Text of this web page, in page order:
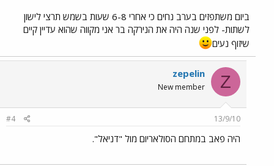
ביום משתפזים בערב נחים כי אחרי 6-8 שעות בשמש תרצי לישון
לשתות- לפני שנה היה את הנירקה בר אני מקווה שהוא עדיין קיים
שיזוף נעים
Z
zepelin
New member
13/9/10
#4
היה פאב במתחם הסולאריום מול "דניאל".